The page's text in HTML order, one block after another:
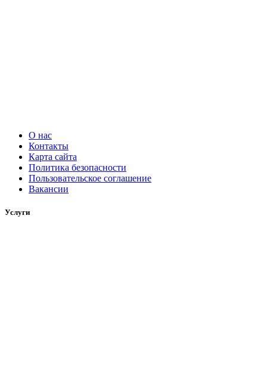
О нас
Контакты
Карта сайта
Политика безопасности
Пользовательское соглашение
Вакансии
Услуги